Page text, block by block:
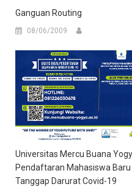
Ganguan Routing
08/06/2009
Universitas Mercu Buana
Pendaftaran Mahasiswa
Tanggap Darurat Covid-19